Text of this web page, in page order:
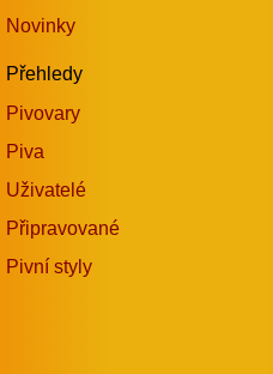
Novinky
Přehledy
Pivovary
Piva
Uživatelé
Připravované
Pivní styly